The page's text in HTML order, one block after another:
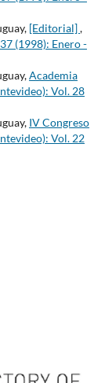
[Editorial],
(1998): Enero -
Academia
Vol. 28
IV Congreso
Vol. 22